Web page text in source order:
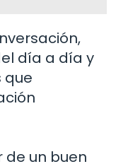
día a día y
que
de un buen